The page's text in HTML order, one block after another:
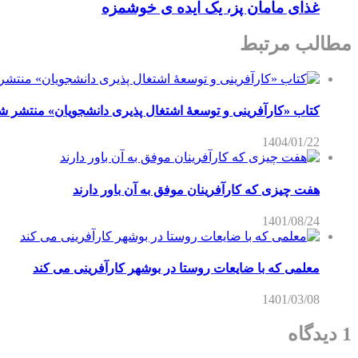
غذای مامان پز، یک ایده ی خوشمزه
مطالب مرتبط
کتاب «کارآفرینی و توسعۀ اشتغال پذیری دانشجویان» منتشر
1404/01/22
هفت چیزی که کارآفرینان موفق به آن باور دارند
1401/08/24
معلمی که با ضایعات روستا در بوشهر کارآفرینی می کند
1401/03/08
1 دیدگاه